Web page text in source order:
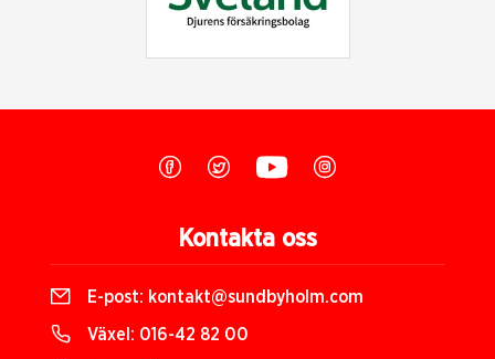
Kontakta oss
E-post: kontakt@sundbyholm.com
Växel: 016-42 82 00